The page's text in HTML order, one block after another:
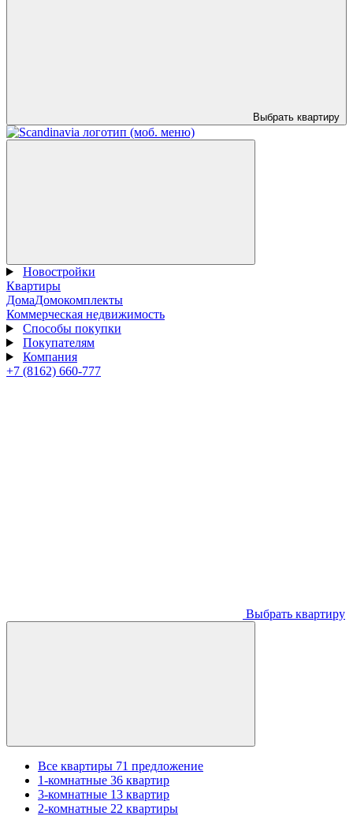
Выбрать квартиру
Новостройки
Квартиры
ДомаДомокомплекты
Коммерческая недвижимость
Способы покупки
Покупателям
Компания
+7 (8162) 660-777
Выбрать квартиру
Все квартиры 71 предложение
1-комнатные 36 квартир
3-комнатные 13 квартир
2-комнатные 22 квартиры